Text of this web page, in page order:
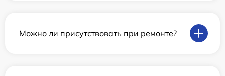
Можно ли присутствовать при ремонте?